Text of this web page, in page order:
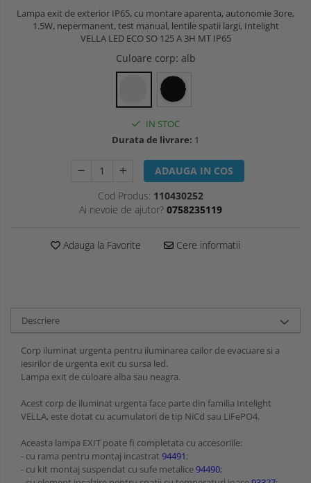
Lampa exit de exterior IP65, cu montare aparenta, autonomie 3ore,
1.5W, nepermanent, test manual, lentile spatii largi, Intelight
VELLA LED ECO SO 125 A 3H MT IP65
Culoare corp: alb
IN STOC
Durata de livrare: 1
ADAUGA IN COS
Cod Produs: 110430252
Ai nevoie de ajutor? 0758235119
Adauga la Favorite Cere informatii
Descriere
Corp iluminat urgenta pentru iluminarea cailor de evacuare si a
iesirilor de urgenta exit cu sursa led.
Lampa exit de culoare alba sau neagra.
Acest corp de iluminat urgenta face parte din familia Intelight
VELLA, este dotat cu acumulatori de tip NiCd sau LiFePO4.
Aceasta lampa EXIT poate fi completata cu accesoriile:
- cu rama pentru montaj incastrat 94491;
- cu kit montaj suspendat cu sufe metalice94490;